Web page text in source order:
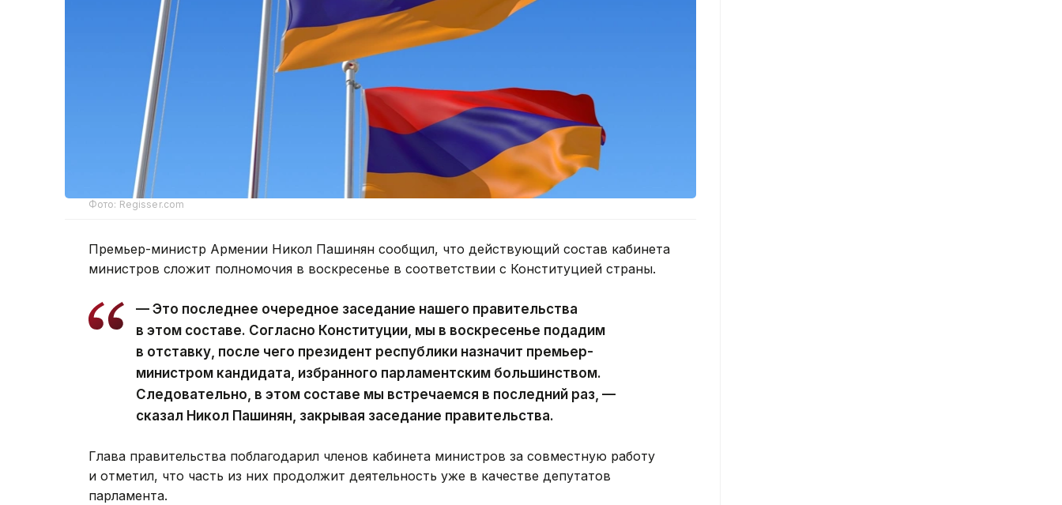
Фото: Regisser.com
Премьер-министр Армении Никол Пашинян сообщил, что действующий состав кабинета
министров сложит полномочия в воскресенье в соответствии с Конституцией страны.
— Это последнее очередное заседание нашего правительства
в этом составе. Согласно Конституции, мы в воскресенье подадим
в отставку, после чего президент республики назначит премьер-
министром кандидата, избранного парламентским большинством.
Следовательно, в этом составе мы встречаемся в последний раз, —
сказал Никол Пашинян, закрывая заседание правительства.
Глава правительства поблагодарил членов кабинета министров за совместную работу
и отметил, что часть из них продолжит деятельность уже в качестве депутатов
парламента.